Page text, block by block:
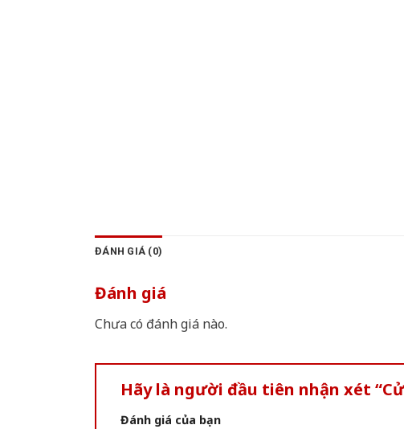
ĐÁNH GIÁ (0)
Đánh giá
Chưa có đánh giá nào.
Hãy là người đầu tiên nhận xét
Đánh giá của bạn